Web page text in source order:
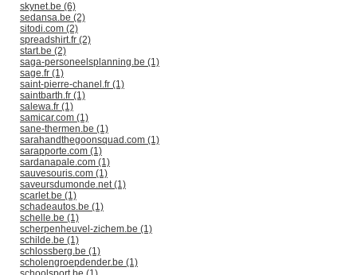
skynet.be (6)
sedansa.be (2)
sitodi.com (2)
spreadshirt.fr (2)
start.be (2)
saga-personeelsplanning.be (1)
sage.fr (1)
saint-pierre-chanel.fr (1)
saintbarth.fr (1)
salewa.fr (1)
samicar.com (1)
sane-thermen.be (1)
sarahandthegoonsquad.com (1)
sarapporte.com (1)
sardanapale.com (1)
sauvesouris.com (1)
saveursdumonde.net (1)
scarlet.be (1)
schadeautos.be (1)
schelle.be (1)
scherpenheuvel-zichem.be (1)
schilde.be (1)
schlossberg.be (1)
scholengroepdender.be (1)